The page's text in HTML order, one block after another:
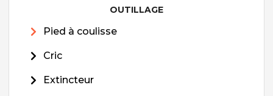
OUTILLAGE
Pied à coulisse
Cric
Extincteur